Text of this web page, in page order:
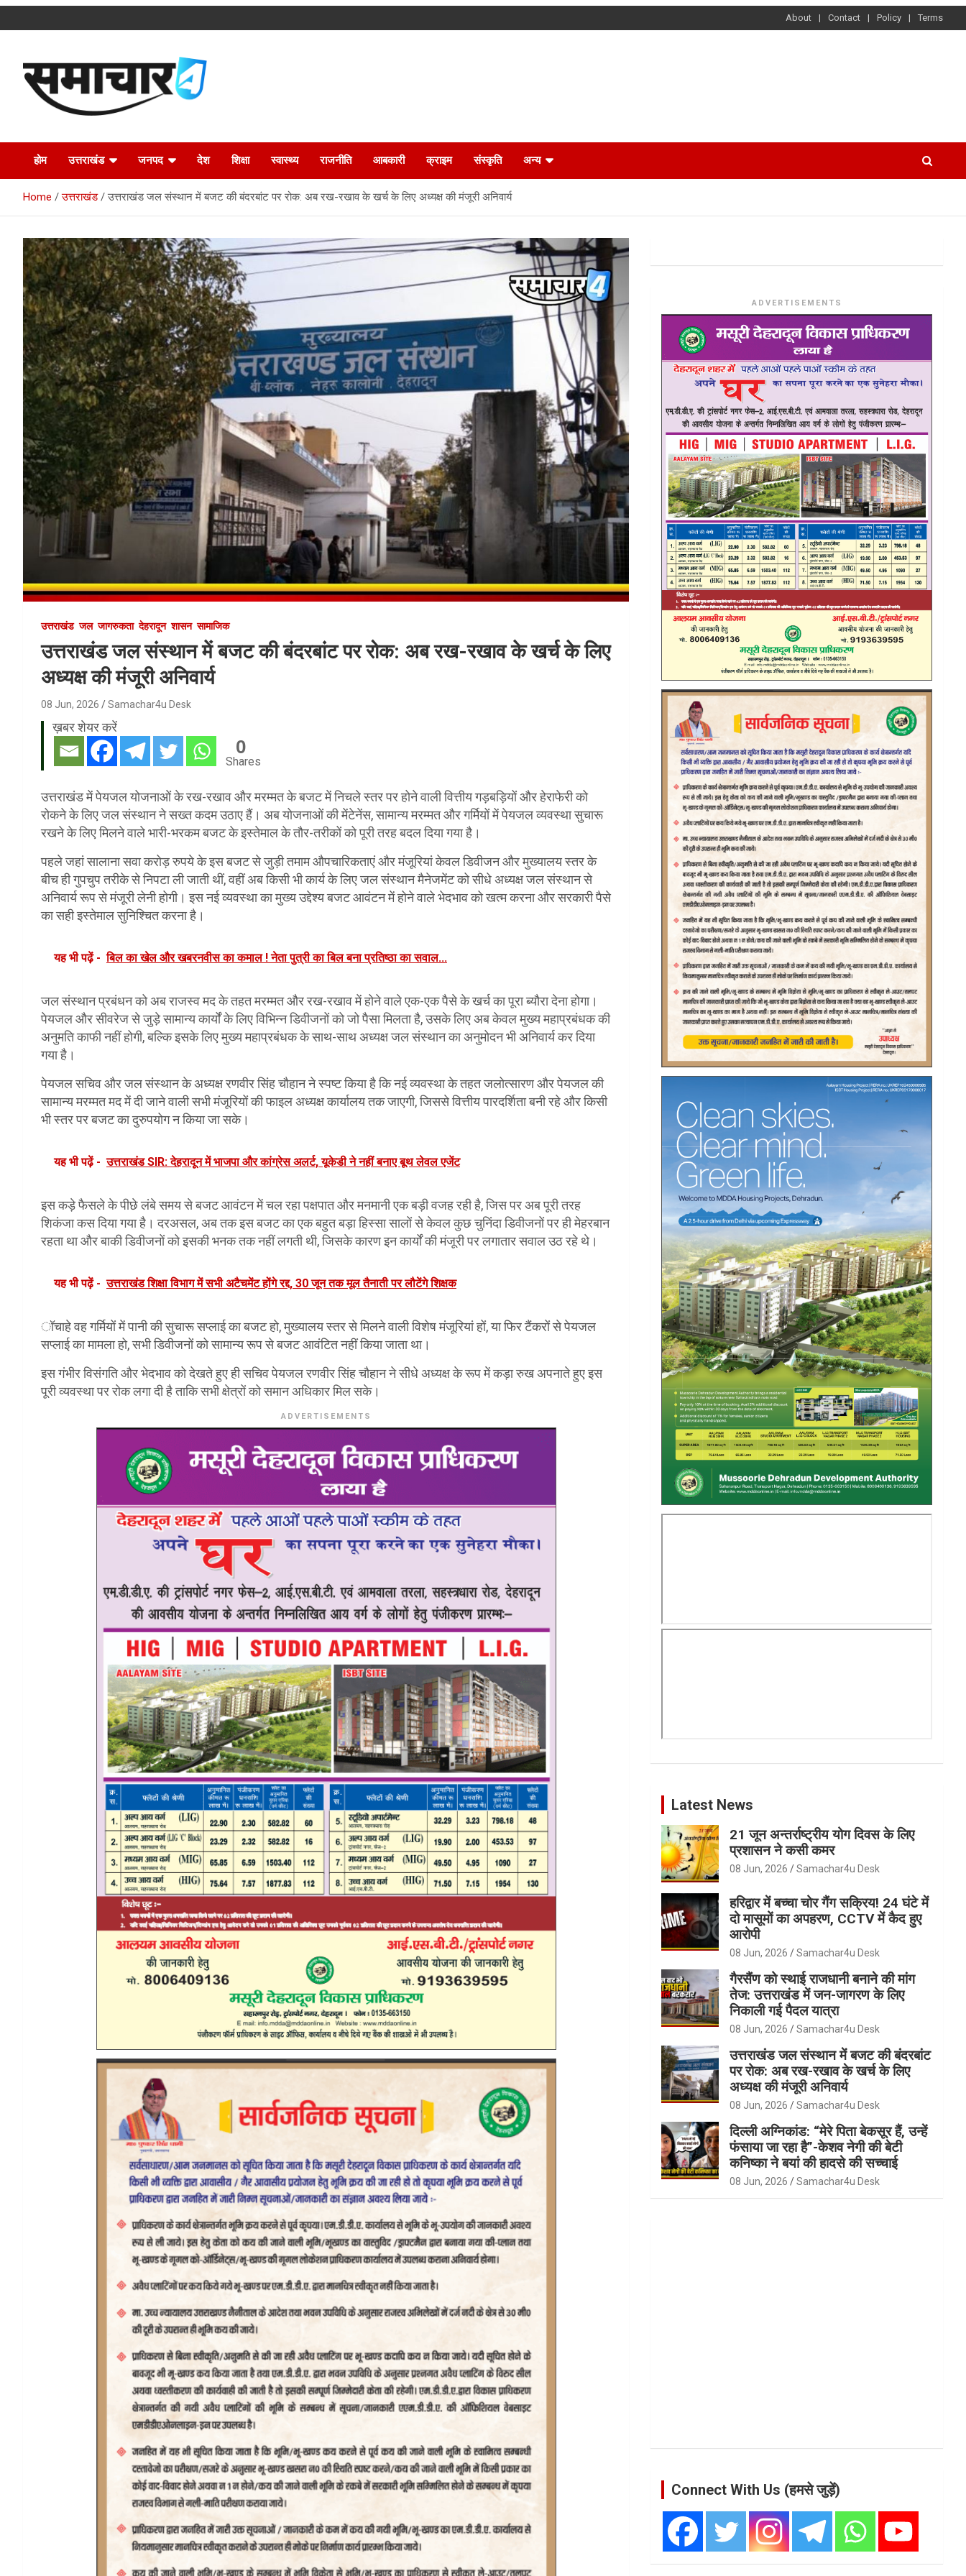
to
About Contact Policy Terms
Samachar4u
होम उत्तराखंड जनपद देश शिक्षा स्वास्थ्य राजनीति आबकारी क्राइम संस्कृति अन्य
Home उत्तराखंड उत्तराखंड जल संस्थान में बजट की बंदरबांट पर रोक: अब रख-रखाव के खर्च के लिए अध्यक्ष की मंजूरी अनिवार्य
उत्तराखंड जल जागरुकता देहरादून शासन सामाजिक
उत्तराखंड जल संस्थान में बजट की बंदरबांट पर रोक: अब रख-रखाव के खर्च के लिए
अध्यक्ष की मंजूरी अनिवार्य
08 Jun, 2026 Samachar4u Desk
ख़बर शेयर करें
0
Shares
उत्तराखंड में पेयजल योजनाओं के रख-रखाव और मरम्मत के बजट में निचले स्तर पर होने वाली वित्तीय गड़बड़ियों और हेराफेरी को
रोकने के लिए जल संस्थान ने सख्त कदम उठाए हैं। अब योजनाओं की मेंटेनेंस, सामान्य मरम्मत और गर्मियों में पेयजल व्यवस्था सुचारू
रखने के लिए मिलने वाले भारी-भरकम बजट के इस्तेमाल के तौर-तरीकों को पूरी तरह बदल दिया गया है।
पहले जहां सालाना सवा करोड़ रुपये के इस बजट से जुड़ी तमाम औपचारिकताएं और मंजूरियां केवल डिवीजन और मुख्यालय स्तर के
बीच ही गुपचुप तरीके से निपटा ली जाती थीं, वहीं अब किसी भी कार्य के लिए जल संस्थान मैनेजमेंट को सीधे अध्यक्ष जल संस्थान से
अनिवार्य रूप से मंजूरी लेनी होगी। इस नई व्यवस्था का मुख्य उद्देश्य बजट आवंटन में होने वाले भेदभाव को खत्म करना और सरकारी पैसे
का सही इस्तेमाल सुनिश्चित करना है।
यह भी पढ़ें - बिल का खेल और खबरनवीस का कमाल ! नेता पुत्री का बिल बना प्रतिष्ठा का सवाल...
जल संस्थान प्रबंधन को अब राजस्व मद के तहत मरम्मत और रख-रखाव में होने वाले एक-एक पैसे के खर्च का पूरा ब्यौरा देना होगा।
पेयजल और सीवरेज से जुड़े सामान्य कार्यों के लिए विभिन्न डिवीजनों को जो पैसा मिलता है, उसके लिए अब केवल मुख्य महाप्रबंधक की
अनुमति काफी नहीं होगी, बल्कि इसके लिए मुख्य महाप्रबंधक के साथ-साथ अध्यक्ष जल संस्थान का अनुमोदन भी अनिवार्य कर दिया
गया है।
पेयजल सचिव और जल संस्थान के अध्यक्ष रणवीर सिंह चौहान ने स्पष्ट किया है कि नई व्यवस्था के तहत जलोत्सारण और पेयजल की
सामान्य मरम्मत मद में दी जाने वाली सभी मंजूरियों की फाइल अध्यक्ष कार्यालय तक जाएगी, जिससे वित्तीय पारदर्शिता बनी रहे और किसी
भी स्तर पर बजट का दुरुपयोग न किया जा सके।
यह भी पढ़ें - उत्तराखंड SIR: देहरादून में भाजपा और कांग्रेस अलर्ट, यूकेडी ने नहीं बनाए बूथ लेवल एजेंट
इस कड़े फैसले के पीछे लंबे समय से बजट आवंटन में चल रहा पक्षपात और मनमानी एक बड़ी वजह रही है, जिस पर अब पूरी तरह
शिकंजा कस दिया गया है। दरअसल, अब तक इस बजट का एक बहुत बड़ा हिस्सा सालों से केवल कुछ चुनिंदा डिवीजनों पर ही मेहरबान
रहता था और बाकी डिवीजनों को इसकी भनक तक नहीं लगती थी, जिसके कारण इन कार्यों की मंजूरी पर लगातार सवाल उठ रहे थे।
यह भी पढ़ें - उत्तराखंड शिक्षा विभाग में सभी अटैचमेंट होंगे रद्द, 30 जून तक मूल तैनाती पर लौटेंगे शिक्षक
ॉचाहे वह गर्मियों में पानी की सुचारू सप्लाई का बजट हो, मुख्यालय स्तर से मिलने वाली विशेष मंजूरियां हों, या फिर टैंकरों से पेयजल
सप्लाई का मामला हो, सभी डिवीजनों को सामान्य रूप से बजट आवंटित नहीं किया जाता था।
इस गंभीर विसंगति और भेदभाव को देखते हुए ही सचिव पेयजल रणवीर सिंह चौहान ने सीधे अध्यक्ष के रूप में कड़ा रुख अपनाते हुए इस
पूरी व्यवस्था पर रोक लगा दी है ताकि सभी क्षेत्रों को समान अधिकार मिल सके।
ADVERTISEMENTS
ADVERTISEMENTS
Latest News
21 जून अन्तर्राष्ट्रीय योग दिवस के लिए
प्रशासन ने कसी कमर
08 Jun, 2026 Samachar4u Desk
हरिद्वार में बच्चा चोर गैंग सक्रिय! 24 घंटे में
दो मासूमों का अपहरण, CCTV में कैद हुए
आरोपी
08 Jun, 2026 Samachar4u Desk
गैरसैंण को स्थाई राजधानी बनाने की मांग
तेज: उत्तराखंड में जन-जागरण के लिए
निकाली गई पैदल यात्रा
08 Jun, 2026 Samachar4u Desk
उत्तराखंड जल संस्थान में बजट की बंदरबांट
पर रोक: अब रख-रखाव के खर्च के लिए
अध्यक्ष की मंजूरी अनिवार्य
08 Jun, 2026 Samachar4u Desk
दिल्ली अग्निकांड: “मेरे पिता बेकसूर हैं, उन्हें
फंसाया जा रहा है”-केशव नेगी की बेटी
कनिष्का ने बयां की हादसे की सच्चाई
08 Jun, 2026 Samachar4u Desk
Connect With Us (हमसे जुड़ें)